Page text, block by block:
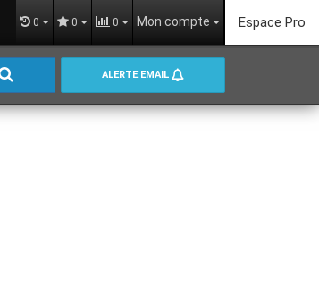
0 0 0 Mon compte Espace Pro
ALERTE EMAIL